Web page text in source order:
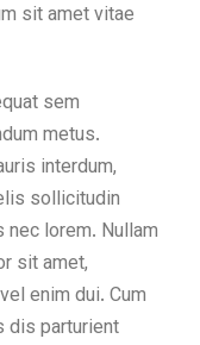
sit amet vitae
sem
metus.
interdum,
sollicitudin
lorem. Nullam
sit amet,
enim dui. Cum
dis parturient